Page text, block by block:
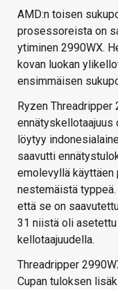
AMD:n toisen
prosessoreista on
ytiminen 2990WX.
kovan luokan
ensimmäisen
Ryzen
ennätyskellotaajuus
löytyy
saavutti
emolevyllä
nestemäistä
että se on
31 niistä oli
kellotaajuudella.
Threadripper
Cupan tuloksen